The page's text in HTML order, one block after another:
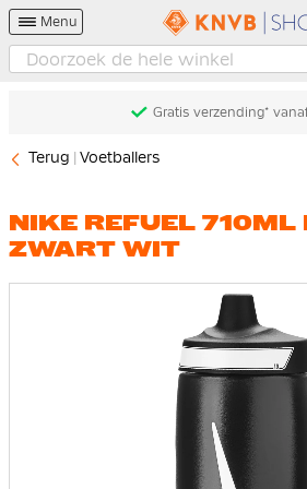
Menu
Gratis verzending*
Terug Voetballers
NIKE REFUEL 710ML
ZWART WIT